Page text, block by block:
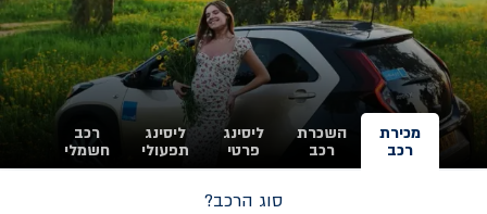
מכירת
רכב
השכרת
רכב
ליסינג
פרטי
ליסינג
תפעולי
רכב
חשמלי
סוג הרכב?